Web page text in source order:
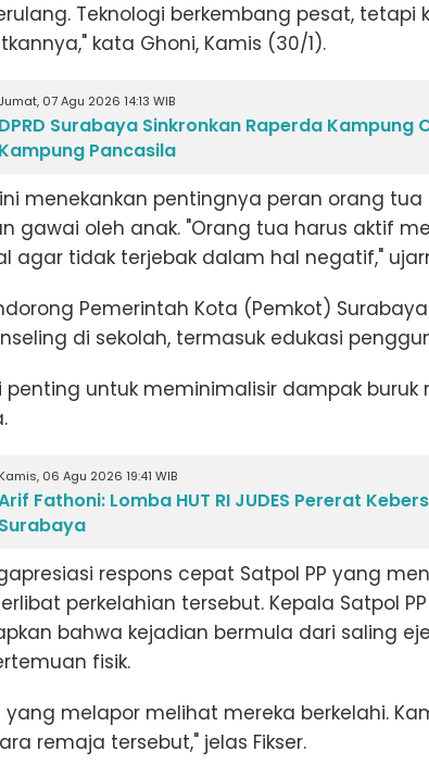
Teknologi berkembang pesat, tetapi
kata Ghoni, Kamis (30/1).
Jumat, 07 Agu 2026 14:13 WIB
DPRD Surabaya Sinkronkan Raperda Kampung
Kampung Pancasila
ini menekankan pentingnya peran orang
gawai oleh anak. "Orang tua harus aktif
agar tidak terjebak dalam hal negatif,"
Pemerintah Kota (Pemkot)
di sekolah, termasuk edukasi
penting untuk meminimalisir dampak
Kamis, 06 Agu 2026 19:41 WIB
Fathoni: Lomba HUT RI JUDES Pererat
Surabaya
respons cepat Satpol PP yang
perkelahian tersebut. Kepala Satpol PP
bahwa kejadian bermula dari saling
fisik.
yang melapor melihat mereka berkelahi.
remaja tersebut," jelas Fikser.